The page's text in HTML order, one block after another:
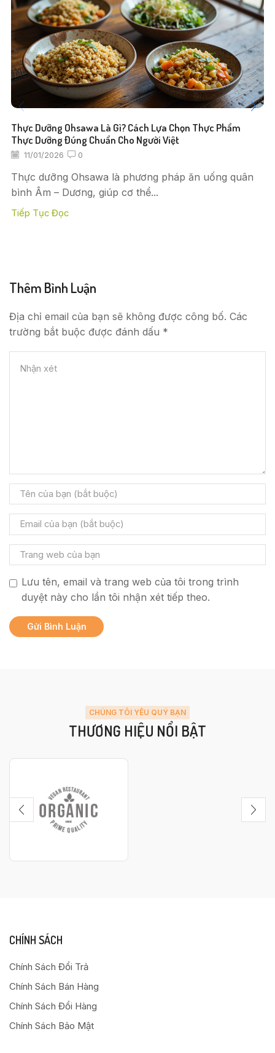
Thực Dưỡng Ohsawa Là Gì? Cách Lựa Chọn Thực Phẩm
Thực Dưỡng Đúng Chuẩn Cho Người Việt
11/01/2026 0
Thực dưỡng Ohsawa là phương pháp ăn uống quân
bình Âm – Dương, giúp cơ thể...
Tiếp Tục Đọc
Thêm Bình Luận
Địa chỉ email của bạn sẽ không được công bố. Các
trường bắt buộc được đánh dấu *
Lưu tên, email và trang web của tôi trong trình
duyệt này cho lần tôi nhận xét tiếp theo.
CHÚNG TÔI YÊU QUÝ BẠN
THƯƠNG HIỆU NỔI BẬT
CHÍNH SÁCH
Chính Sách Đổi Trả
Chính Sách Bán Hàng
Chính Sách Đổi Hàng
Chính Sách Bảo Mật